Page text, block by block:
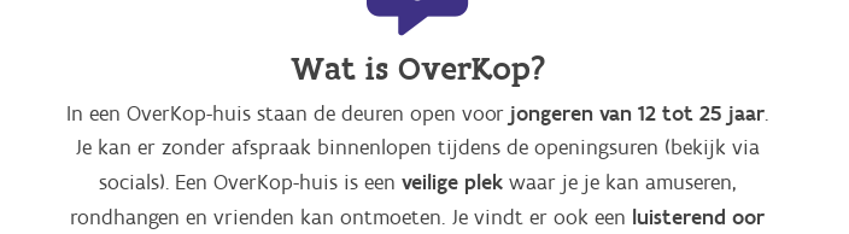
Wat is OverKop?
In een OverKop-huis staan de deuren open voor jongeren van 12 tot 25 jaar.
Je kan er zonder afspraak binnenlopen tijdens de openingsuren (bekijk via
socials). Een OverKop-huis is een veilige plek waar je je kan amuseren,
rondhangen en vrienden kan ontmoeten. Je vindt er ook een luisterend oor